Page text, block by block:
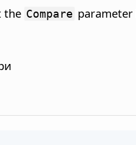
the Compare